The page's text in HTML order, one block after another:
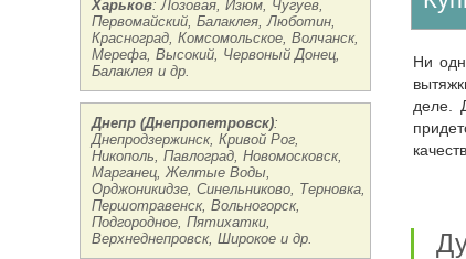
Харьков: Лозовая, Изюм, Чугуев,
Первомайский, Балаклея, Люботин,
Красноград, Комсомольское, Волчанск,
Мерефа, Высокий, Червоный Донец,
Балаклея и др.
Днепр (Днепропетровск):
Днепродзержинск, Кривой Рог,
Никополь, Павлоград, Новомосковск,
Марганец, Желтые Воды,
Орджоникидзе, Синельниково, Терновка,
Першотравенск, Вольногорск,
Подгородное, Пятихатки,
Верхнеднепровск, Широкое и др.
Ни одна современная функциональная кухня не обойдется без бытовой техники – холодильника, плиты, посудомоечной машины,
деле.